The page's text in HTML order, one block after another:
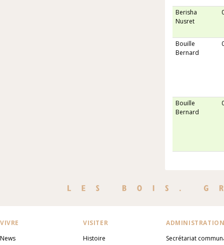
Berisha
Nusret
Bouille
Bernard
Bouille
Bernard
VIVRE
News
VISITER
Histoire
Secrétariat